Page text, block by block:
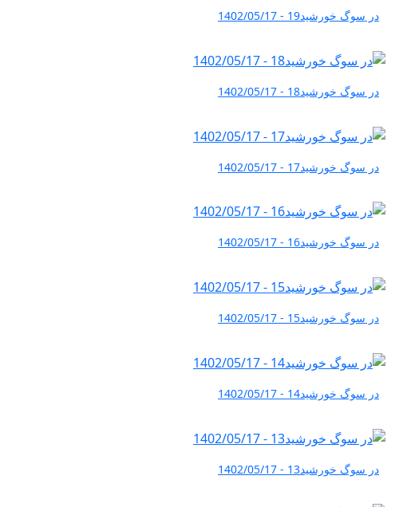
در سوگ خورشید19 - 1402/05/17
در سوگ خورشید18 - 1402/05/17
در سوگ خورشید17 - 1402/05/17
در سوگ خورشید16 - 1402/05/17
در سوگ خورشید15 - 1402/05/17
در سوگ خورشید14 - 1402/05/17
در سوگ خورشید13 - 1402/05/17